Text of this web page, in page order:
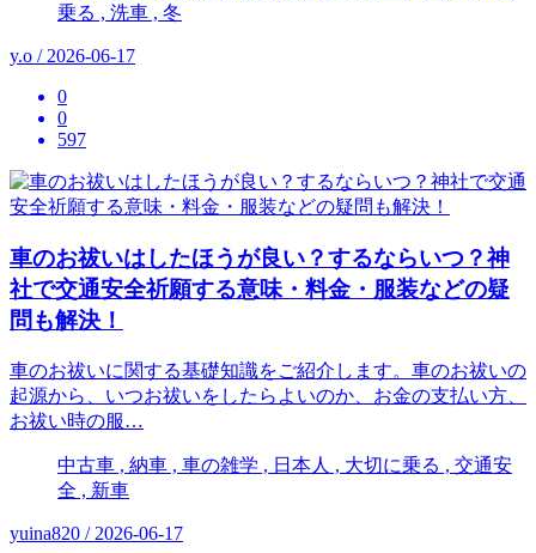
乗る , 洗車 , 冬
y.o / 2026-06-17
0
0
597
車のお祓いはしたほうが良い？するならいつ？神
社で交通安全祈願する意味・料金・服装などの疑
問も解決！
車のお祓いに関する基礎知識をご紹介します。車のお祓いの
起源から、いつお祓いをしたらよいのか、お金の支払い方、
お祓い時の服…
中古車 , 納車 , 車の雑学 , 日本人 , 大切に乗る , 交通安
全 , 新車
yuina820 / 2026-06-17